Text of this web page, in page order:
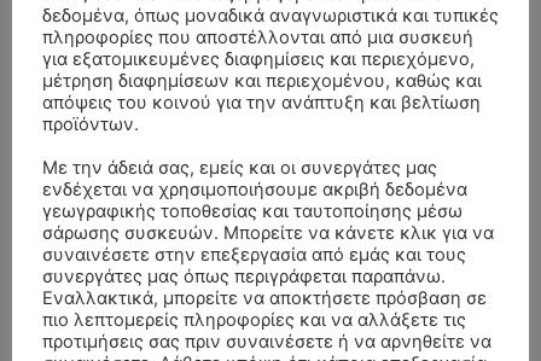
δεδομένα, όπως μοναδικά αναγνωριστικά και τυπικές
πληροφορίες που αποστέλλονται από μια συσκευή
για εξατομικευμένες διαφημίσεις και περιεχόμενο,
μέτρηση διαφημίσεων και περιεχομένου, καθώς και
απόψεις του κοινού για την ανάπτυξη και βελτίωση
προϊόντων.
Με την άδειά σας, εμείς και οι συνεργάτες μας
ενδέχεται να χρησιμοποιήσουμε ακριβή δεδομένα
γεωγραφικής τοποθεσίας και ταυτοποίησης μέσω
σάρωσης συσκευών. Μπορείτε να κάνετε κλικ για να
συναινέσετε στην επεξεργασία από εμάς και τους
συνεργάτες μας όπως περιγράφεται παραπάνω.
Εναλλακτικά, μπορείτε να αποκτήσετε πρόσβαση σε
πιο λεπτομερείς πληροφορίες και να αλλάξετε τις
προτιμήσεις σας πριν συναινέσετε ή να αρνηθείτε να